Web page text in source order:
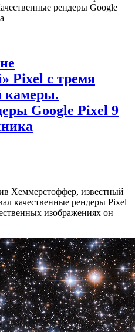
Pixel с тремя
камеры.
Google Pixel 9
Хеммерстоффер, известный
качественные рендеры Pixel
изображениях он